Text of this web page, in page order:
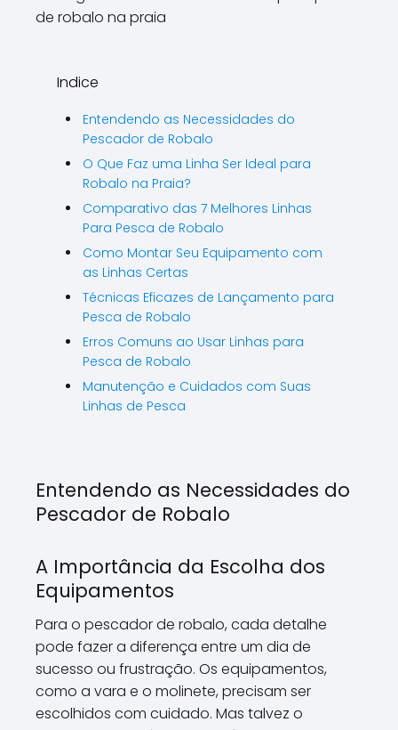
Indice
Entendendo as Necessidades do
Pescador de Robalo
O Que Faz uma Linha Ser Ideal para
Robalo na Praia?
Comparativo das 7 Melhores Linhas
Para Pesca de Robalo
Como Montar Seu Equipamento com
as Linhas Certas
Técnicas Eficazes de Lançamento para
Pesca de Robalo
Erros Comuns ao Usar Linhas para
Pesca de Robalo
Manutenção e Cuidados com Suas
Linhas de Pesca
Entendendo as Necessidades do
Pescador de Robalo
A Importância da Escolha dos
Equipamentos
Para o pescador de robalo, cada detalhe
pode fazer a diferença entre um dia de
sucesso ou frustração. Os equipamentos,
como a vara e o molinete, precisam ser
escolhidos com cuidado. Mas talvez o